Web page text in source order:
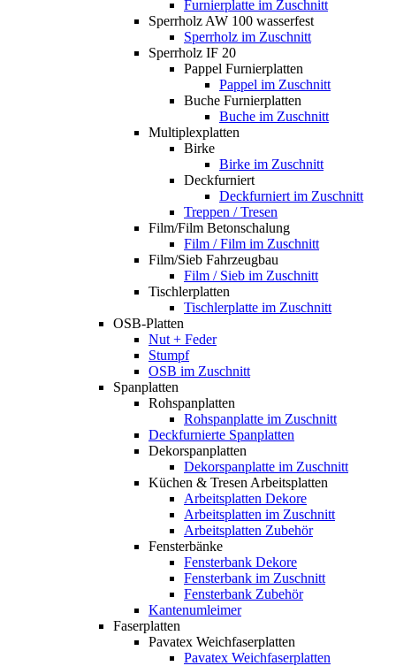
Furnierplatte im Zuschnitt
Sperrholz AW 100 wasserfest
Sperrholz im Zuschnitt
Sperrholz IF 20
Pappel Furnierplatten
Pappel im Zuschnitt
Buche Furnierplatten
Buche im Zuschnitt
Multiplexplatten
Birke
Birke im Zuschnitt
Deckfurniert
Deckfurniert im Zuschnitt
Treppen / Tresen
Film/Film Betonschalung
Film / Film im Zuschnitt
Film/Sieb Fahrzeugbau
Film / Sieb im Zuschnitt
Tischlerplatten
Tischlerplatte im Zuschnitt
OSB-Platten
Nut + Feder
Stumpf
OSB im Zuschnitt
Spanplatten
Rohspanplatten
Rohspanplatte im Zuschnitt
Deckfurnierte Spanplatten
Dekorspanplatten
Dekorspanplatte im Zuschnitt
Küchen & Tresen Arbeitsplatten
Arbeitsplatten Dekore
Arbeitsplatten im Zuschnitt
Arbeitsplatten Zubehör
Fensterbänke
Fensterbank Dekore
Fensterbank im Zuschnitt
Fensterbank Zubehör
Kantenumleimer
Faserplatten
Pavatex Weichfaserplatten
Pavatex Weichfaserplatten